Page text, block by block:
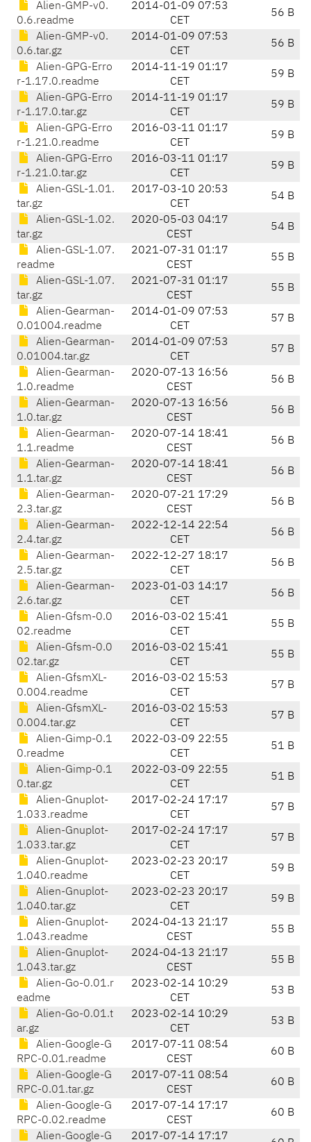
Alien-GMP-v0.
0.6.readme
2014-01-09 07:53
CET
56 B
Alien-GMP-v0.
0.6.tar.gz
2014-01-09 07:53
CET
56 B
Alien-GPG-Erro
r-1.17.0.readme
2014-11-19 01:17
CET
59 B
Alien-GPG-Erro
r-1.17.0.tar.gz
2014-11-19 01:17
CET
59 B
Alien-GPG-Erro
r-1.21.0.readme
2016-03-11 01:17
CET
59 B
Alien-GPG-Erro
r-1.21.0.tar.gz
2016-03-11 01:17
CET
59 B
Alien-GSL-1.01.
tar.gz
2017-03-10 20:53
CET
54 B
Alien-GSL-1.02.
tar.gz
2020-05-03 04:17
CEST
54 B
Alien-GSL-1.07.
readme
2021-07-31 01:17
CEST
55 B
Alien-GSL-1.07.
tar.gz
2021-07-31 01:17
CEST
55 B
Alien-Gearman-
0.01004.readme
2014-01-09 07:53
CET
57 B
Alien-Gearman-
0.01004.tar.gz
2014-01-09 07:53
CET
57 B
Alien-Gearman-
1.0.readme
2020-07-13 16:56
CEST
56 B
Alien-Gearman-
1.0.tar.gz
2020-07-13 16:56
CEST
56 B
Alien-Gearman-
1.1.readme
2020-07-14 18:41
CEST
56 B
Alien-Gearman-
1.1.tar.gz
2020-07-14 18:41
CEST
56 B
Alien-Gearman-
2.3.tar.gz
2020-07-21 17:29
CEST
56 B
Alien-Gearman-
2.4.tar.gz
2022-12-14 22:54
CET
56 B
Alien-Gearman-
2.5.tar.gz
2022-12-27 18:17
CET
56 B
Alien-Gearman-
2.6.tar.gz
2023-01-03 14:17
CET
56 B
Alien-Gfsm-0.0
02.readme
2016-03-02 15:41
CET
55 B
Alien-Gfsm-0.0
02.tar.gz
2016-03-02 15:41
CET
55 B
Alien-GfsmXL-
0.004.readme
2016-03-02 15:53
CET
57 B
Alien-GfsmXL-
0.004.tar.gz
2016-03-02 15:53
CET
57 B
Alien-Gimp-0.1
0.readme
2022-03-09 22:55
CET
51 B
Alien-Gimp-0.1
0.tar.gz
2022-03-09 22:55
CET
51 B
Alien-Gnuplot-
1.033.readme
2017-02-24 17:17
CET
57 B
Alien-Gnuplot-
1.033.tar.gz
2017-02-24 17:17
CET
57 B
Alien-Gnuplot-
1.040.readme
2023-02-23 20:17
CET
59 B
Alien-Gnuplot-
1.040.tar.gz
2023-02-23 20:17
CET
59 B
Alien-Gnuplot-
1.043.readme
2024-04-13 21:17
CEST
55 B
Alien-Gnuplot-
1.043.tar.gz
2024-04-13 21:17
CEST
55 B
Alien-Go-0.01.r
eadme
2023-02-14 10:29
CET
53 B
Alien-Go-0.01.t
ar.gz
2023-02-14 10:29
CET
53 B
Alien-Google-G
RPC-0.01.readme
2017-07-11 08:54
CEST
60 B
Alien-Google-G
RPC-0.01.tar.gz
2017-07-11 08:54
CEST
60 B
Alien-Google-G
RPC-0.02.readme
2017-07-14 17:17
CEST
60 B
Alien-Google-G 2017-07-14 17:17